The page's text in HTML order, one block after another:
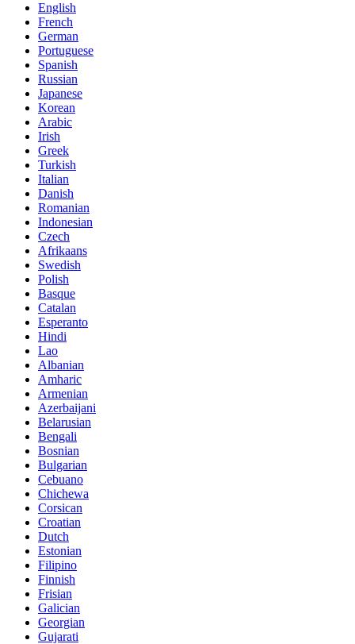
English
French
German
Portuguese
Spanish
Russian
Japanese
Korean
Arabic
Irish
Greek
Turkish
Italian
Danish
Romanian
Indonesian
Czech
Afrikaans
Swedish
Polish
Basque
Catalan
Esperanto
Hindi
Lao
Albanian
Amharic
Armenian
Azerbaijani
Belarusian
Bengali
Bosnian
Bulgarian
Cebuano
Chichewa
Corsican
Croatian
Dutch
Estonian
Filipino
Finnish
Frisian
Galician
Georgian
Gujarati